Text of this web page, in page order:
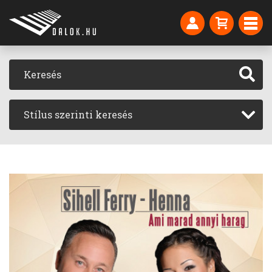
Stílus szerinti keresés